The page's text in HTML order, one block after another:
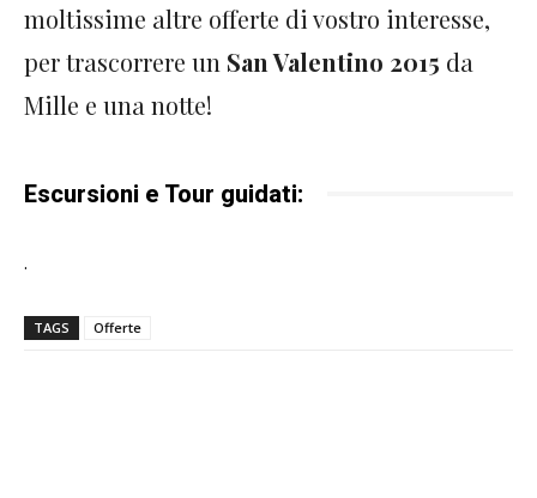
moltissime altre offerte di vostro interesse,
per trascorrere un San Valentino 2015 da
Mille e una notte!
Escursioni e Tour guidati:
.
TAGS Offerte